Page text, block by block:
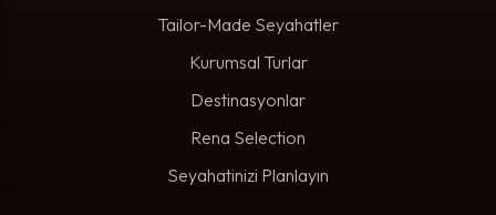
Tailor-Made Seyahatler
Kurumsal Turlar
Destinasyonlar
Rena Selection
Seyahatinizi Planlayın